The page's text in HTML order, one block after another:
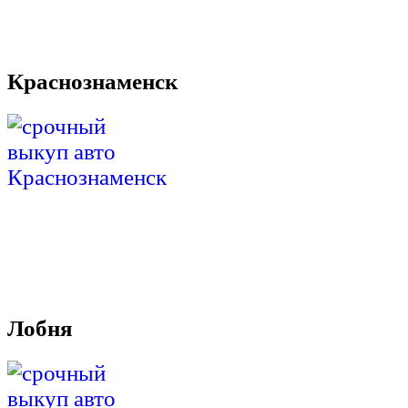
Краснознаменск
Лобня